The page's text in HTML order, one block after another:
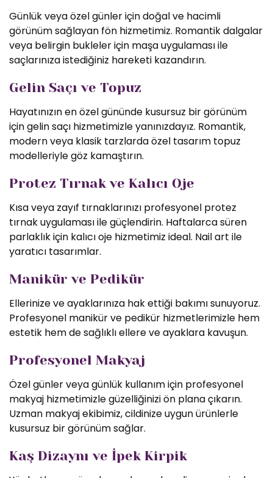
Günlük veya özel günler için doğal ve hacimli
görünüm sağlayan fön hizmetimiz. Romantik dalgalar
veya belirgin bukleler için maşa uygulaması ile
saçlarınıza istediğiniz hareketi kazandırın.
Gelin Saçı ve Topuz
Hayatınızın en özel gününde kusursuz bir görünüm
için gelin saçı hizmetimizle yanınızdayız. Romantik,
modern veya klasik tarzlarda özel tasarım topuz
modelleriyle göz kamaştırın.
Protez Tırnak ve Kalıcı Oje
Kısa veya zayıf tırnaklarınızı profesyonel protez
tırnak uygulaması ile güçlendirin. Haftalarca süren
parlaklık için kalıcı oje hizmetimiz ideal. Nail art ile
yaratıcı tasarımlar.
Manikür ve Pedikür
Ellerinize ve ayaklarınıza hak ettiği bakımı sunuyoruz.
Profesyonel manikür ve pedikür hizmetlerimizle hem
estetik hem de sağlıklı ellere ve ayaklara kavuşun.
Profesyonel Makyaj
Özel günler veya günlük kullanım için profesyonel
makyaj hizmetimizle güzelliğinizi ön plana çıkarın.
Uzman makyaj ekibimiz, cildinize uygun ürünlerle
kusursuz bir görünüm sağlar.
Kaş Dizaynı ve İpek Kirpik